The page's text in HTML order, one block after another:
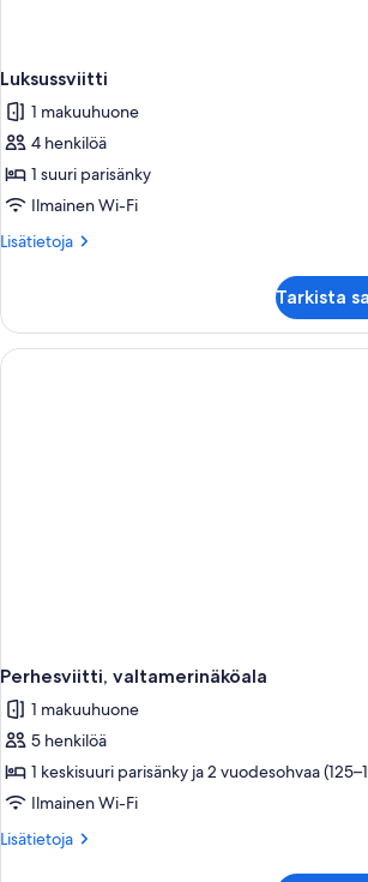
Luksussviitti
1 makuuhuone
4 henkilöä
1 suuri parisänky
Ilmainen Wi-Fi
Lisätietoja
Lisätietoja
Tarkista
Perhesviitti, valtamerinäköala
1 makuuhuone
5 henkilöä
1 keskisuuri parisänky ja 2 vuodesohvaa
Ilmainen Wi-Fi
Lisätietoja
Lisätietoja